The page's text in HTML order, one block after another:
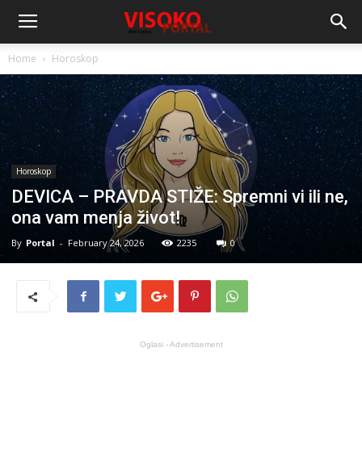
Home Horoskop
Horoskop
DEVICA – PRAVDA STIŽE: Spremni vi ili ne,
ona vam menja život!
By Portal - February 24, 2026 2235 0
Oglasi - Advertisement